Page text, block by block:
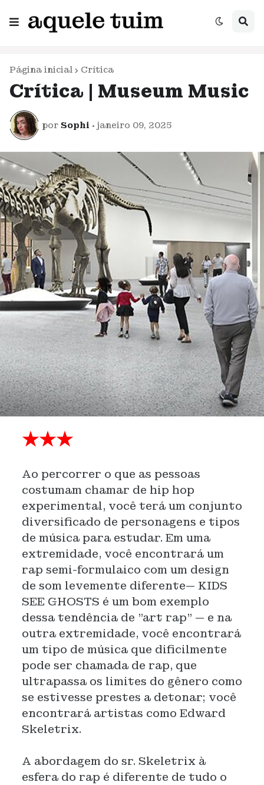
Página inicial Crítica
Crítica | Museum Music
por Sophi • janeiro 09, 2025
★★★
Ao percorrer o que as pessoas
costumam chamar de hip hop
experimental, você terá um conjunto
diversificado de personagens e tipos
de música para estudar. Em uma
extremidade, você encontrará um
rap semi-formulaico com um design
de som levemente diferente— KIDS
SEE GHOSTS é um bom exemplo
dessa tendência de "art rap" — e na
outra extremidade, você encontrará
um tipo de música que dificilmente
pode ser chamada de rap, que
ultrapassa os limites do gênero como
se estivesse prestes a detonar; você
encontrará artistas como Edward
Skeletrix.
A abordagem do sr. Skeletrix à
esfera do rap é diferente de tudo o